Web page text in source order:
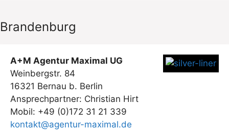
Brandenburg
A+M Agentur Maximal UG
Weinbergstr. 84
16321 Bernau b. Berlin
Ansprechpartner: Christian Hirt
Mobil: +49 (0)172 31 21 339
kontakt@agentur-maximal.de